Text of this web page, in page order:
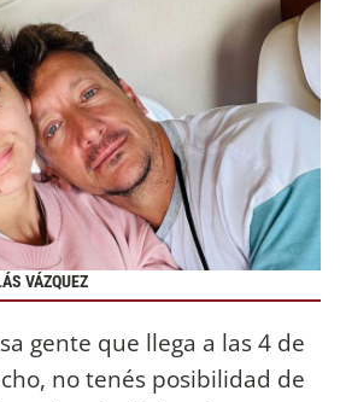
VÁZQUEZ
gente que llega a las 4 de
no tenés posibilidad de